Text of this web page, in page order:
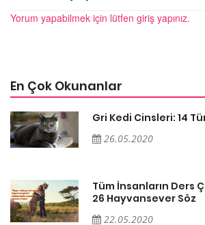
Yorum yapabilmek için lütfen giriş yapınız.
En Çok Okunanlar
Gri Kedi Cinsleri: 14
26.05.2020
Tüm İnsanların Ders
26 Hayvansever Söz
22.05.2020